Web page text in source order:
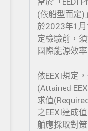
當於「EEDI
(依船型而定)
於2023年1
定檢驗前，
國際能源效率
依EEXI規定
(Attained
求值
之EEXI達成
舶應採取對